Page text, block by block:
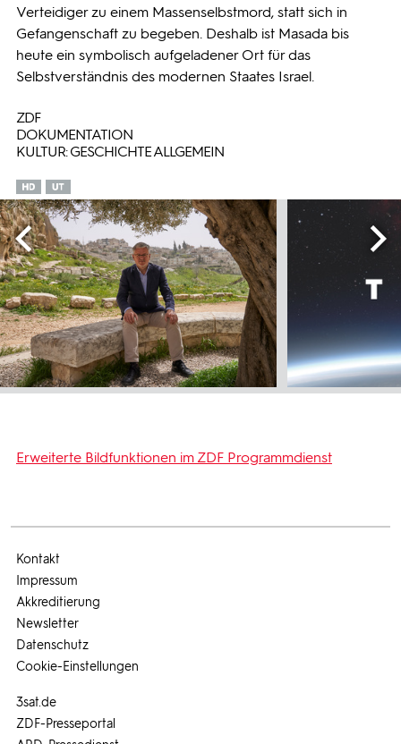
Verteidiger zu einem Massenselbstmord, statt sich in
Gefangenschaft zu begeben. Deshalb ist Masada bis
heute ein symbolisch aufgeladener Ort für das
Selbstverständnis des modernen Staates Israel.
ZDF
DOKUMENTATION
KULTUR: GESCHICHTE ALLGEMEIN
Erweiterte Bildfunktionen im ZDF Programmdienst
3sat.de
ZDF-Presseportal
Kontakt
Impressum
Akkreditierung
Newsletter
Datenschutz
Cookie-Einstellungen